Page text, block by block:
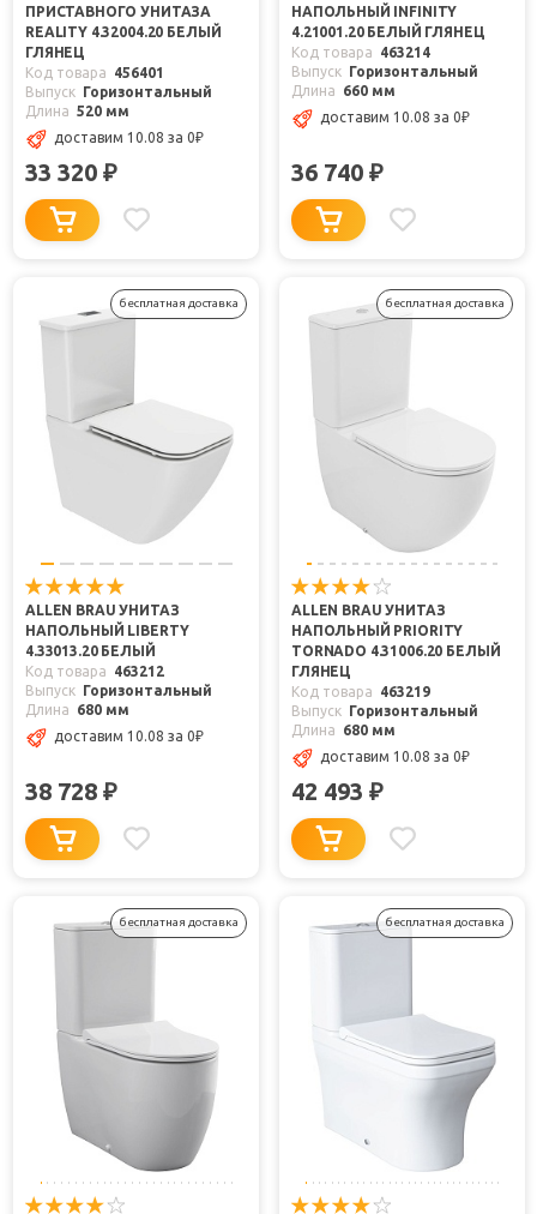
ПРИСТАВНОГО УНИТАЗА
REALITY 4.32004.20 БЕЛЫЙ
ГЛЯНЕЦ
Код товара
456401
Выпуск Горизонтальный
Длина 520 мм
доставим 10.08 за 0₽
33 320 ₽
НАПОЛЬНЫЙ INFINITY
4.21001.20 БЕЛЫЙ ГЛЯНЕЦ
Код товара
463214
Выпуск Горизонтальный
Длина
660 мм
доставим 10.08 за 0₽
36 740 ₽
бесплатная доставка
ALLEN BRAU УНИТАЗ
НАПОЛЬНЫЙ LIBERTY
4.33013.20 БЕЛЫЙ
Код товара
463212
Выпуск Горизонтальный
Длина
680 мм
доставим 10.08 за 0₽
38 728 ₽
бесплатная доставка
ALLEN BRAU УНИТАЗ
НАПОЛЬНЫЙ PRIORITY
TORNADO 4.31006.20 БЕЛЫЙ
ГЛЯНЕЦ
Код товара
463219
Выпуск Горизонтальный
Длина
680 мм
доставим 10.08 за 0₽
42 493 ₽
бесплатная доставка бесплатная доставка